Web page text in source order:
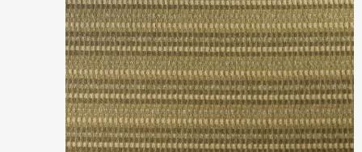
Дизайнерам
Контакты
+7 (4822) 453-534